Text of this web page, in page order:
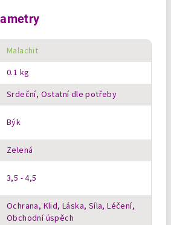
Malachit
0.1 kg
Srdeční, Ostatní dle potřeby
Býk
Zelená
3,5 - 4,5
Ochrana, Klid, Láska, Síla, Léčení,
Obchodní úspěch